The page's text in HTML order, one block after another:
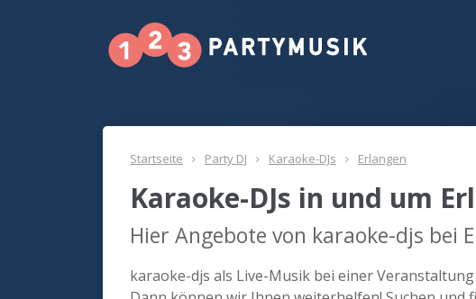
Startseite Party DJ Karaoke-DJs Erlangen
Karaoke-DJs in und um
Hier Angebote von karaoke-djs bei
karaoke-djs als Live-Musik bei einer